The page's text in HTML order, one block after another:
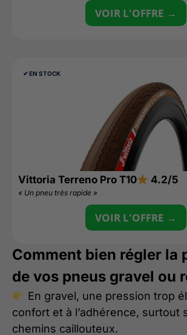
VOIR L'OFFRE →
✔︎ EN STOCK
Vittoria Terreno Pro T10 4.2/5
« Un pneu très rapide »
VOIR L'OFFRE →
Comment bien régler la
de vos pneus gravel ou
En gravel, une pression trop
confort et à l’adhérence, surtout
chemins caillouteux.